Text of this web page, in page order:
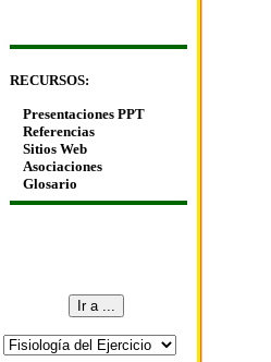
RECURSOS:
Presentaciones PPT
Referencias
Sitios Web
Asociaciones
Glosario